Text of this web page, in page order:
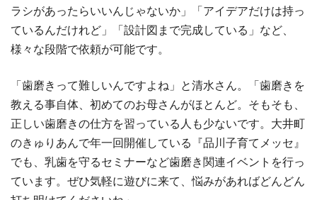
ラシがあったらいいんじゃないか」「アイデアだけは持っ
ているんだけれど」「設計図まで完成している」など、
様々な段階で依頼が可能です。
「歯磨きって難しいんですよね」と清水さん。「歯磨きを
教える事自体、初めてのお母さんがほとんど。そもそも、
正しい歯磨きの仕方を習っている人も少ないです。大井町
のきゅりあんで年一回開催している『品川子育てメッセ』
でも、乳歯を守るセミナーなど歯磨き関連イベントを行っ
ています。ぜひ気軽に遊びに来て、悩みがあればどんどん